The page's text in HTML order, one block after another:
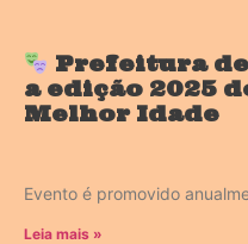
Prefeitura
a edição 2025
Melhor Idade
Evento é promovido
Leia mais »